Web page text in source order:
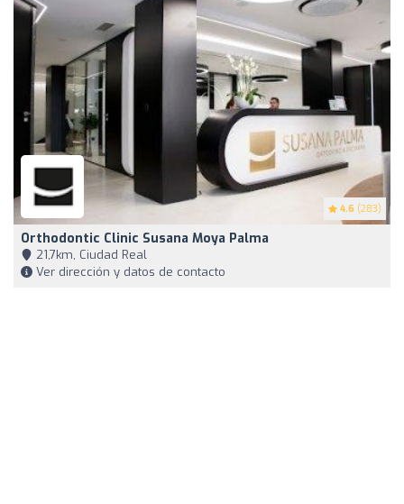
4.6 (283)
Orthodontic Clinic Susana Moya Palma
21,7km, Ciudad Real
Ver dirección y datos de contacto